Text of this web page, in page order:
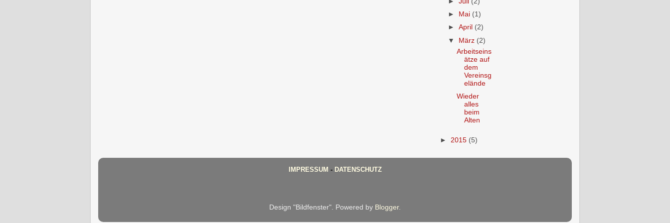
►
Mai (1)
►April (2)
▼ März (2)
Arbeitseins
ätze auf
dem
Vereinsg
elände
Wieder
alles
beim
Alten
► 2015 (5)
IMPRESSUM - DATENSCHUTZ
Design "Bildfenster". Powered by Blogger.